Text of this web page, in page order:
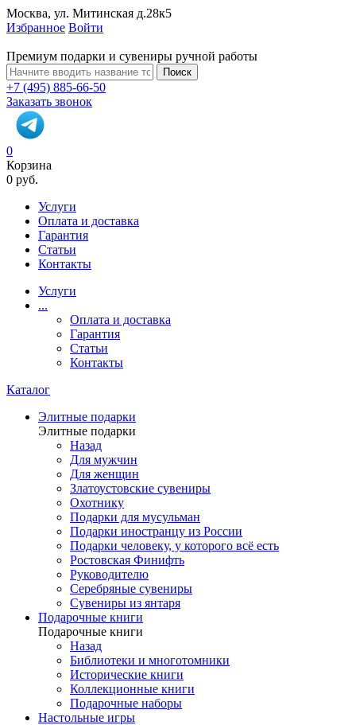
Москва, ул. Митинская д.28к5
Избранное Войти
Премиум подарки и сувениры ручной работы
Поиск
+7 (495) 885-66-50
Заказать звонок
0
Корзина
0 руб.
Услуги
Оплата и доставка
Гарантия
Статьи
Контакты
Услуги
...
Оплата и доставка
Гарантия
Статьи
Контакты
Каталог
Элитные подарки
Элитные подарки
Назад
Для мужчин
Для женщин
Златоустовские сувениры
Охотнику
Подарки для мусульман
Подарки иностранцу из России
Подарки человеку, у которого всё есть
Ростовская Финифть
Руководителю
Серебряные сувениры
Сувениры из янтаря
Подарочные книги
Подарочные книги
Назад
Библиотеки и многотомники
Исторические книги
Коллекционные книги
Подарочные наборы
Настольные игры